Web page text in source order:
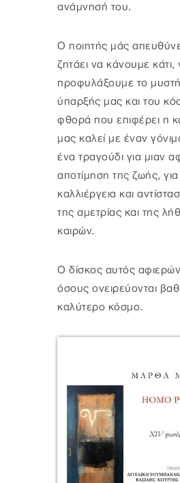
ανάμνησή του.
Ο ποιητής μάς
ζητάει να κάνουμε κάτι,
προφυλάξουμε το
ύπαρξής μας και του
φθορά που επιφέρει η
μας καλεί με έναν
ένα τραγούδι για μιαν
αποτίμηση της ζωής, για
καλλιέργεια και
της αμετρίας και της
καιρών.
Ο δίσκος αυτός
όσους ονειρεύονται
καλύτερο κόσμο.